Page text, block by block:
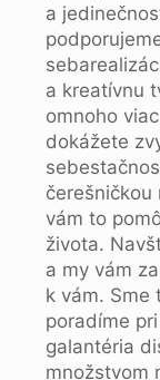
a
a kreatívnu
omnoho
dokážete
vám to
života.
a my vám
k vám. Sme
poradíme
galantéria
množstvom